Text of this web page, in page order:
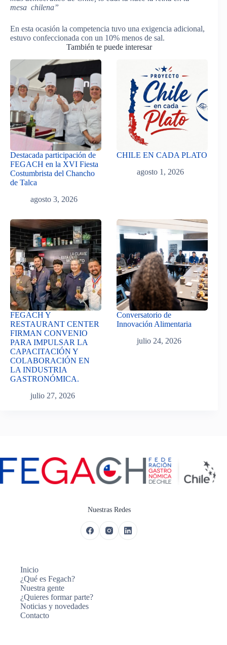
mesa chilena”
En esta ocasión la competencia tuvo una exigencia adicional,
estuvo confeccionada con un 10% menos de sal.
También te puede interesar
Destacada participación de
FEGACH en la XVI Fiesta
Costumbrista del Chancho
de Talca
agosto 3, 2026
CHILE EN CADA PLATO
agosto 1, 2026
FEGACH Y
RESTAURANT CENTER
FIRMAN CONVENIO
PARA IMPULSAR LA
CAPACITACIÓN Y
COLABORACIÓN EN
LA INDUSTRIA
GASTRONÓMICA.
julio 27, 2026
Conversatorio de
Innovación Alimentaria
julio 24, 2026
Nuestras Redes
Inicio
¿Qué es Fegach?
Nuestra gente
¿Quieres formar parte?
Noticias y novedades
Contacto